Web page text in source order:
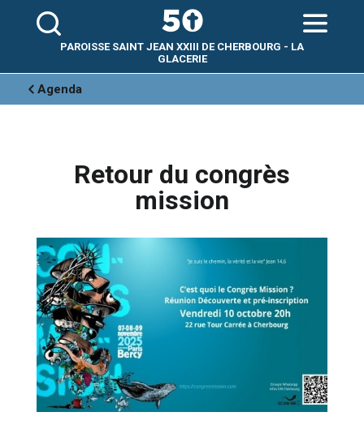
personnels
PAROISSE SAINT JEAN XXIII DE CHERBOURG - LA
GLACERIE
Agenda
Retour du congrès
mission